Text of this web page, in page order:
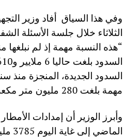
وفي هذا السياق أفاد وزير
الثلاثاء خلال جلسة الأسئلة
“هذه النسبة مهمة إذ لم
مهمة بلغت 280 مليون متر مكعب.
وأبرز الوزير أن إمدادات